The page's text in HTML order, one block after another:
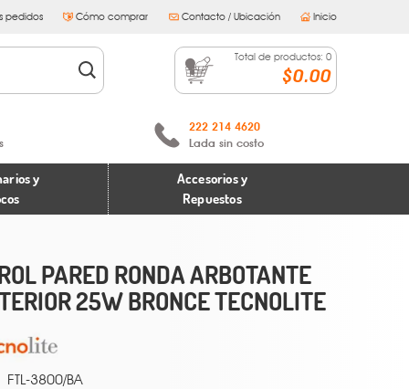
pedidos Cómo comprar Contacto / Ubicación Inicio
Total de productos: 0
$0.00
222 214 4620
Lada sin costo
y
Accesorios y
Repuestos
PARED RONDA ARBOTANTE
25W BRONCE TECNOLITE
FTL-3800/BA